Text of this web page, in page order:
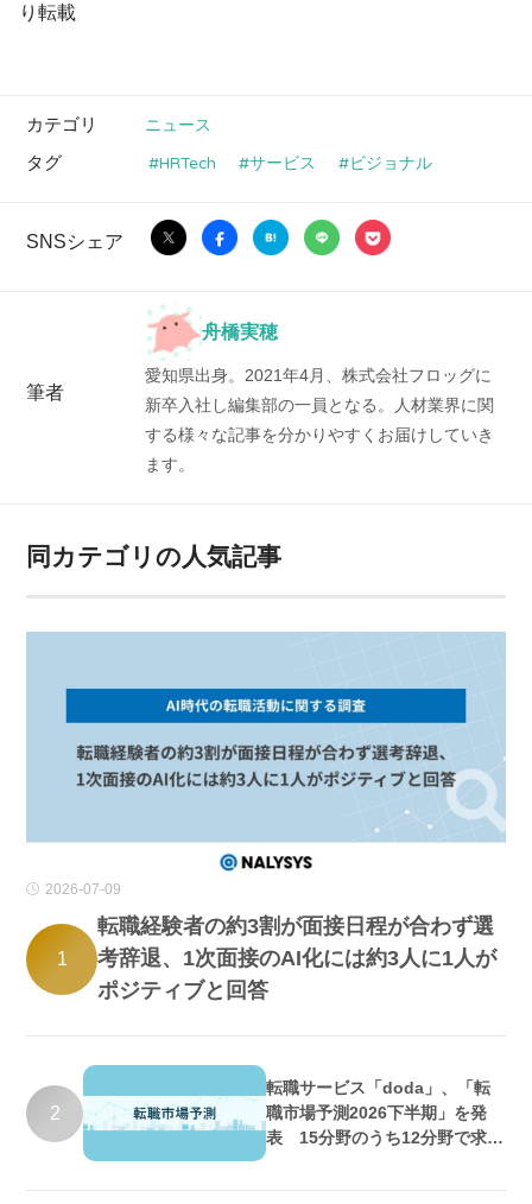
り転載
カテゴリ ニュース
タグ HRTech サービス ビジョナル
SNSシェア
筆者
舟橋実穂
愛知県出身。2021年4月、株式会社フロッグに
新卒入社し編集部の一員となる。人材業界に関
する様々な記事を分かりやすくお届けしていき
ます。
同カテゴリの人気記事
2026-07-09
1
転職経験者の約3割が面接日程が合わず選
考辞退、1次面接のAI化には約3人に1人が
ポジティブと回答
2
転職サービス「doda」、「転
職市場予測2026下半期」を発
表 15分野のうち12分野で求人